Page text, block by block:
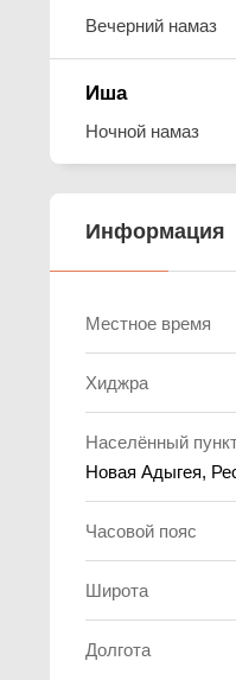
Вечерний намаз
Иша
Ночной намаз
Информация
Местное время
Хиджра
Населённый
Новая Адыгея,
Часовой пояс
Широта
Долгота